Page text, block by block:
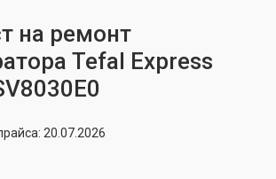
на ремонт
Tefal Express
20.07.2026